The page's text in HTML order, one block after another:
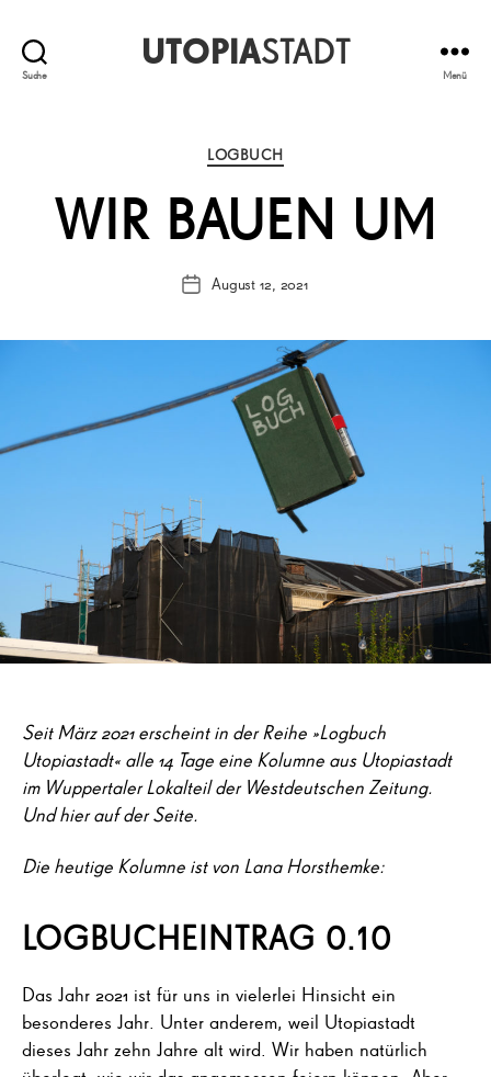
Suche
UTOPIASTADT
Menü
Kategorien
LOGBUCH
WIR BAUEN UM
Veröffentlichungsdatum
August 12, 2021
Seit März 2021 erscheint in der Reihe »Logbuch
Utopiastadt« alle 14 Tage eine Kolumne aus Utopiastadt
im Wuppertaler Lokalteil der Westdeutschen Zeitung.
Und hier auf der Seite.
Die heutige Kolumne ist von Lana Horsthemke:
LOGBUCHEINTRAG 0.10
Das Jahr 2021 ist für uns in vielerlei Hinsicht ein
besonderes Jahr. Unter anderem, weil Utopiastadt
dieses Jahr zehn Jahre alt wird. Wir haben natürlich